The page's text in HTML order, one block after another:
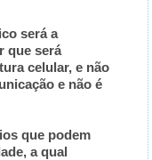
será a
que será
celular, e não
e não é
que podem
a qual